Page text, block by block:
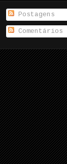
Postagens
Comentários